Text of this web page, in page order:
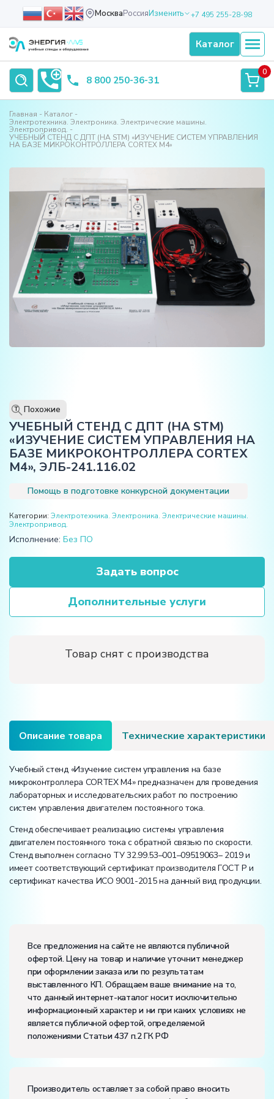
МоскваРоссияИзменить +7 495 255-28-98
Каталог
8 800 250-36-31
0
Главная
Каталог
Электротехника. Электроника. Электрические машины.
Электропривод.
УЧЕБНЫЙ СТЕНД С ДПТ (НА STM) «ИЗУЧЕНИЕ СИСТЕМ УПРАВЛЕНИЯ
НА БАЗЕ МИКРОКОНТРОЛЛЕРА CORTEX M4»
T Похожие
УЧЕБНЫЙ СТЕНД С ДПТ (НА STM)
«ИЗУЧЕНИЕ СИСТЕМ УПРАВЛЕНИЯ НА
БАЗЕ МИКРОКОНТРОЛЛЕРА CORTEX
M4», ЭЛБ-241.116.02
Помощь в подготовке конкурсной документации
Категории: Электротехника. Электроника. Электрические машины.
Электропривод.
Исполнение: Без ПО
Задать вопрос
Дополнительные услуги
Товар снят с производства
Описание товара Технические характеристики
Учебный стенд «Изучение систем управления на базе
микроконтроллера CORTEX M4» предназначен для проведения
лабораторных и исследовательских работ по построению
систем управления двигателем постоянного тока.
Стенд обеспечивает реализацию системы управления
двигателем постоянного тока с обратной связью по скорости.
Стенд выполнен согласно ТУ 32.99.53–001–09519063– 2019 и
имеет соответствующий сертификат производителя ГОСТ Р и
сертификат качества ИСО 9001-2015 на данный вид продукции.
частота, Гц:50
Класс защиты от поражения электрическим током:
Диапазон рабочих температур, ˚С:+10…+35
Влажность, %:до 80
Все предложения на сайте не являются публичной
офертой. Цену на товар и наличие уточнит менеджер
при оформлении заказа или по результатам
выставленного КП. Обращаем ваше внимание на то,
что данный интернет-каталог носит исключительно
информационный характер и ни при каких условиях не
является публичной офертой, определяемой
положениями Статьи 437 п.2 ГК РФ
Производитель оставляет за собой право вносить